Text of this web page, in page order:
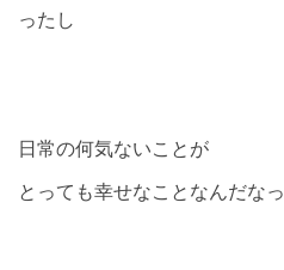
ったし
日常の何気ないことが
とっても幸せなことなんだなっ